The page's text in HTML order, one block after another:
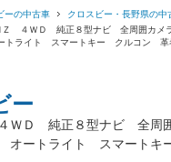
ーの中古車 クロスビー・長野県の中
ＭＺ ４ＷＤ 純正８型ナビ 全周囲
トライト スマートキー クルコン 革
ー
ＷＤ 純正８型ナビ 全
ートライト スマートキ